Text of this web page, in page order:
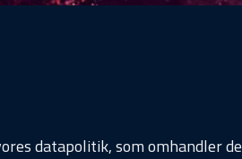
datapolitik, som omhandler de